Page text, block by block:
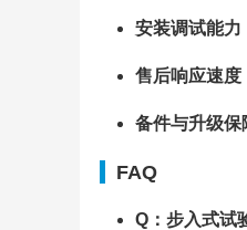
安装调试能力
售后响应速度
备件与升级保
FAQ
Q：步入式试